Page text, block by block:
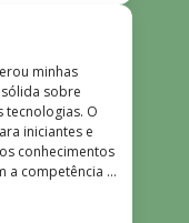
minhas
sobre
tecnologias. O
iniciantes e
conhecimentos
a competência e
que
explicar